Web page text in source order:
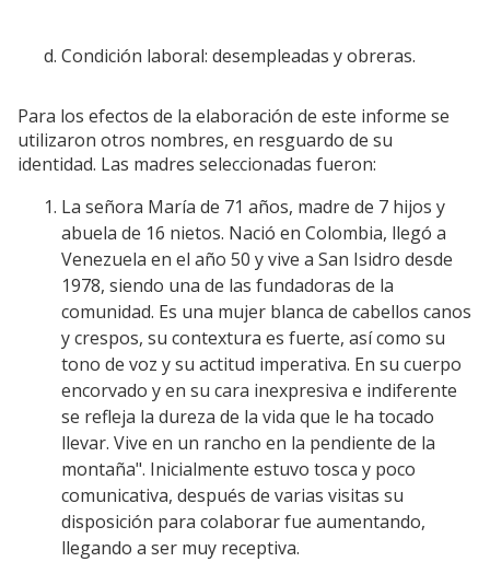
Condición laboral: desempleadas y obreras.
Para los efectos de la elaboración de este informe se
utilizaron otros nombres, en resguardo de su
identidad. Las madres seleccionadas fueron:
La señora María de 71 años, madre de 7 hijos y
abuela de 16 nietos. Nació en Colombia, llegó a
Venezuela en el año 50 y vive a San Isidro desde
1978, siendo una de las fundadoras de la
comunidad. Es una mujer blanca de cabellos canos
y crespos, su contextura es fuerte, así como su
tono de voz y su actitud imperativa. En su cuerpo
encorvado y en su cara inexpresiva e indiferente
se refleja la dureza de la vida que le ha tocado
llevar. Vive en un rancho en la pendiente de la
montaña". Inicialmente estuvo tosca y poco
comunicativa, después de varias visitas su
disposición para colaborar fue aumentando,
llegando a ser muy receptiva.